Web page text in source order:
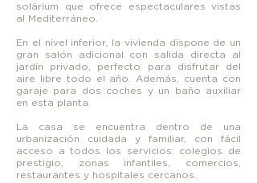
solárium que ofrece espectaculares vistas
al Mediterráneo.
En el nivel inferior, la vivienda dispone de un
gran salón adicional con salida directa al
jardín privado, perfecto para disfrutar del
aire libre todo el año. Además, cuenta con
garaje para dos coches y un baño auxiliar
en esta planta.
La casa se encuentra dentro de una
urbanización cuidada y familiar, con fácil
acceso a todos los servicios: colegios de
prestigio, zonas infantiles, comercios,
restaurantes y hospitales cercanos.